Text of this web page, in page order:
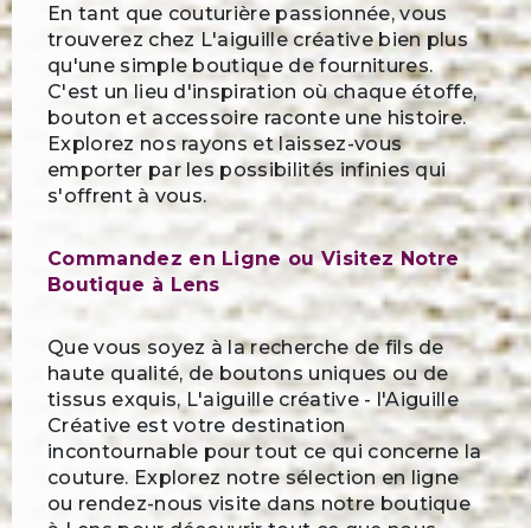
En tant que couturière passionnée, vous
trouverez chez L'aiguille créative bien plus
qu'une simple boutique de fournitures.
C'est un lieu d'inspiration où chaque étoffe,
bouton et accessoire raconte une histoire.
Explorez nos rayons et laissez-vous
emporter par les possibilités infinies qui
s'offrent à vous.
Commandez en Ligne ou Visitez Notre
Boutique à Lens
Que vous soyez à la recherche de fils de
haute qualité, de boutons uniques ou de
tissus exquis, L'aiguille créative - l'Aiguille
Créative est votre destination
incontournable pour tout ce qui concerne la
couture. Explorez notre sélection en ligne
ou rendez-nous visite dans notre boutique